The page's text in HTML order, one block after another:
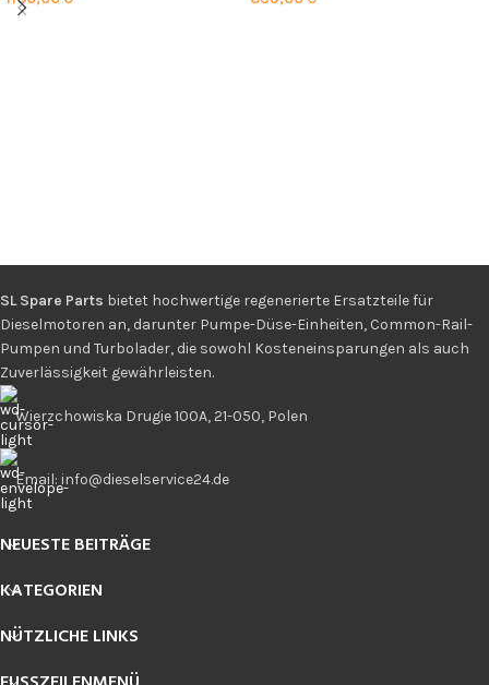
SL Spare Parts bietet hochwertige regenerierte Ersatzteile für
Dieselmotoren an, darunter Pumpe-Düse-Einheiten, Common-Rail-
Pumpen und Turbolader, die sowohl Kosteneinsparungen als auch
Zuverlässigkeit gewährleisten.
Wierzchowiska Drugie 100A, 21-050, Polen
Email: info@dieselservice24.de
NEUESTE BEITRÄGE
KATEGORIEN
NÜTZLICHE LINKS